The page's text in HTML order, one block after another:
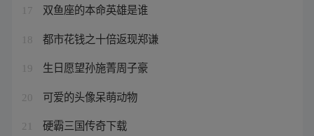
17 双鱼座的本命英雄是谁
18 都市花钱之十倍返现郑谦
19 生日愿望孙施菁周子豪
20 可爱的头像呆萌动物
21 硬霸三国传奇下载